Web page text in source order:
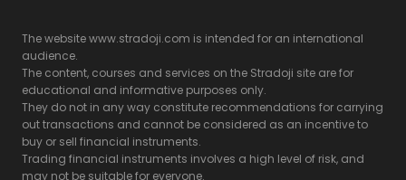
The website www.stradoji.com is intended for an international
audience.
The content, courses and services on the Stradoji site are for
educational and informative purposes only.
They do not in any way constitute recommendations for carrying
out transactions and cannot be considered as an incentive to
buy or sell financial instruments.
Trading financial instruments involves a high level of risk, and
may not be suitable for everyone.